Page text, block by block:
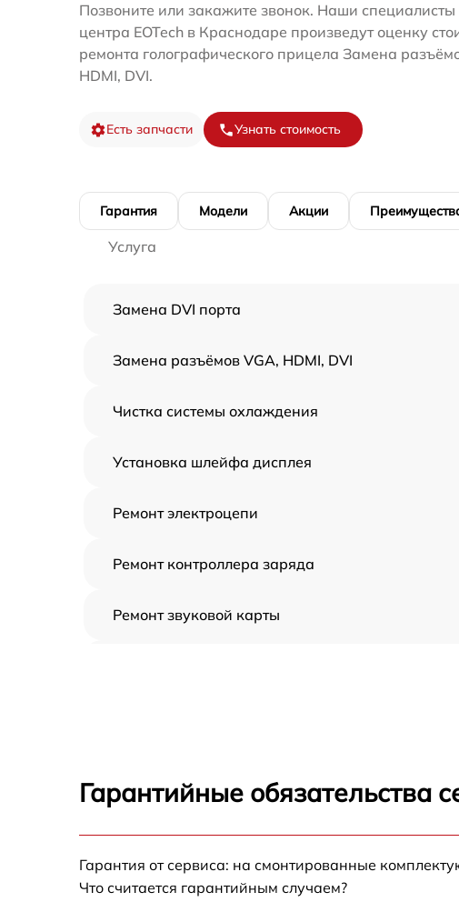
Позвоните или закажите звонок. Наши специалисты
центра EOTech в Краснодаре произведут оценку
ремонта голографического прицела Замена
HDMI, DVI.
Есть запчасти Узнать стоимость
Гарантия Модели Акции
Услуга
Замена DVI порта
Замена разъёмов VGA, HDMI, DVI
Чистка системы охлаждения
Установка шлейфа дисплея
Ремонт электроцепи
Ремонт контроллера заряда
Ремонт звуковой карты
Замена станции airport
Гарантийные обязательства
Гарантия от сервиса: на смонтированные
Что считается гарантийным случаем?